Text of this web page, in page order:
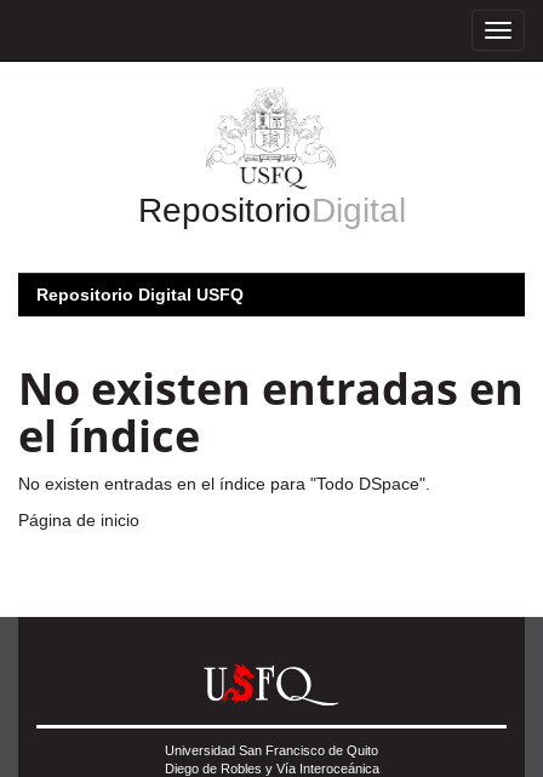
RepositorioDigital
Repositorio Digital USFQ
No existen entradas en
el índice
No existen entradas en el índice para "Todo DSpace".
Página de inicio
Universidad San Francisco de Quito
Diego de Robles y Vía Interoceánica